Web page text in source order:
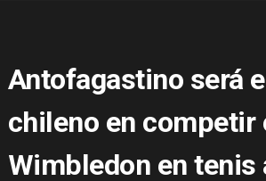
Antofagastino será
chileno en competir
Wimbledon en tenis